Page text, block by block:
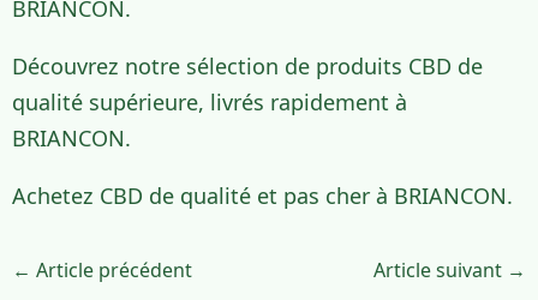
BRIANCON.
Découvrez notre sélection de produits CBD de
qualité supérieure, livrés rapidement à
BRIANCON.
Achetez CBD de qualité et pas cher à BRIANCON.
← Article précédent Article suivant →